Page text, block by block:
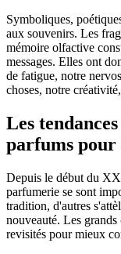
Symboliques,
aux souvenirs. Les
mémoire olfactive
messages. Elles ont
de fatigue, notre
choses, notre
Les
parfums pour
Depuis le début du
parfumerie se sont
tradition, d'autres
nouveauté. Les grands
revisités pour mieux